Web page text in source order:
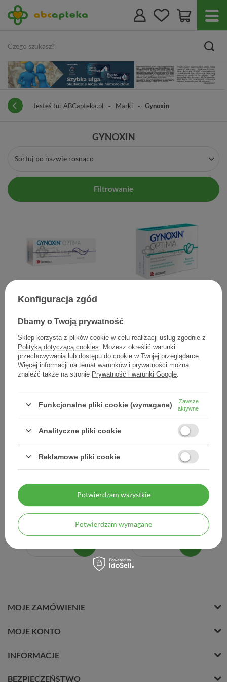
Jesteś tu: ABCapteka.pl Marki Gynoxin
GYNOXIN
Sortuj po nazwie rosnąco
Filtrowanie
Gynoxin krem, 30 g
29,94 zł
1,00 zł / szt.
23,76 zł
7,92 zł / szt.
Gynoxin Protect, 10
globulek dopochwowych
22,00 zł
2,20 zł / szt.
Gynoxin Uno, 600 mg, 1
tabletka dopochwowa,
ORYGINAŁ
21,53 zł
21,53 zł / szt.
MOJE ZAMÓWIENIE
MOJE KONTO
INFORMACJE
BEZPIECZEŃSTWO
Konfiguracja zgód
Dbamy o Twoją prywatność
Sklep korzysta z plików cookie w celu realizacji usług zgodnie z
Polityką dotyczącą cookies . Możesz określić warunki
przechowywania lub dostępu do cookie w Twojej przeglądarce.
Więcej informacji na temat warunków i prywatności można
znaleźć także na stronie Prywatność i warunki Google
Funkcjonalne pliki cookie (wymagane)
Zawsze
aktywne
Analityczne pliki cookie
Reklamowe pliki cookie
Potwierdzam wymagane
Potwierdzam wszystkie